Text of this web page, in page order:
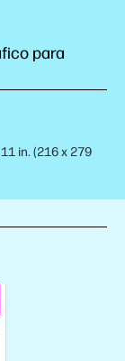
para
in. (216 x 279